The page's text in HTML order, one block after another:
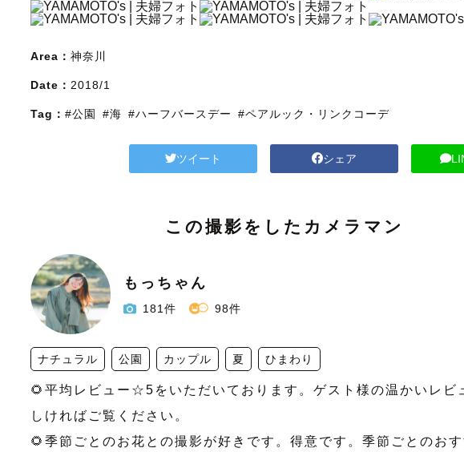
Area： 神奈川
Date： 2018/1
Tag： #公園 #海 #ハーフバースデー #ペアルック・リンクコーデ
ツイート シェア
この撮影をしたカメラマン
もっちゃん
181件 98件
ナチュラル 公園 カップル 夏 ひまわり
🌻平均レビュー☆5をいただいております。ゲスト様の温かいレビ
しければご覧ください。
🌻季節ごとのお花との撮影が好きです。得意です。季節ごとのお